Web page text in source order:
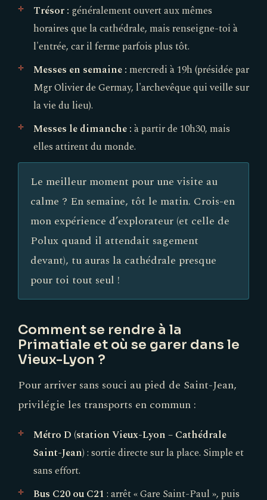
Trésor : généralement ouvert aux mêmes
horaires que la cathédrale, mais renseigne-toi à
l'entrée, car il ferme parfois plus tôt.
Messes en semaine : mercredi à 19h (présidée par
Mgr Olivier de Germay, l'archevêque qui veille sur
la vie du lieu).
Messes le dimanche : à partir de 10h30, mais
elles attirent du monde.
Le meilleur moment pour une visite au
calme ? En semaine, tôt le matin. Crois-en
mon expérience d’explorateur (et celle de
Polux quand il attendait sagement
devant), tu auras la cathédrale presque
pour toi tout seul !
Comment se rendre à la
Primatiale et où se garer dans le
Vieux-Lyon ?
Pour arriver sans souci au pied de Saint-Jean,
privilégie les transports en commun :
Métro D (station Vieux-Lyon – Cathédrale
Saint-Jean) : sortie directe sur la place. Simple et
sans effort.
Bus C20 ou C21 : arrêt « Gare Saint-Paul », puis